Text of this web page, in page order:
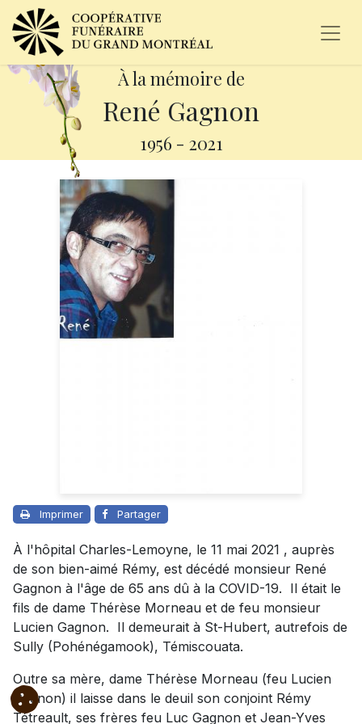
À la mémoire de
René Gagnon
1956 - 2021
Imprimer Partager
À l'hôpital Charles-Lemoyne, le 11 mai 2021 , auprès
de son bien-aimé Rémy, est décédé monsieur René
Gagnon à l'âge de 65 ans dû à la COVID-19. Il était le
fils de dame Thérèse Morneau et de feu monsieur
Lucien Gagnon. Il demeurait à St-Hubert, autrefois de
Sully (Pohénégamook), Témiscouata.
Outre sa mère, dame Thérèse Morneau (feu Lucien
Gagnon) il laisse dans le deuil son conjoint Rémy
Tétreault, ses frères feu Luc Gagnon et Jean-Yves